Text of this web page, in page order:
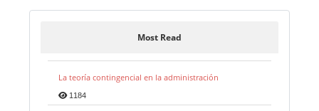
Most Read
La teoría contingencial en la administración
1184